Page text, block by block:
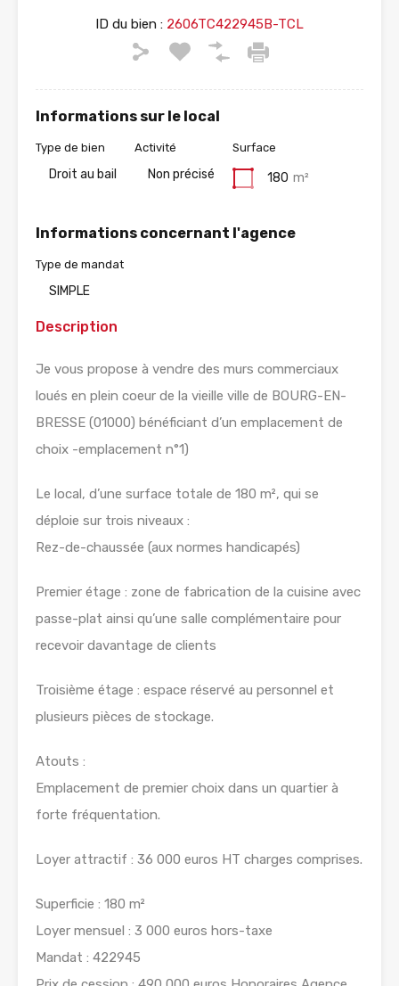
ID du bien : 2606TC422945B-TCL
Informations sur le local
Type de bien
Droit au bail
Activité
Non précisé
Surface
180 m²
Informations concernant l'agence
Type de mandat
SIMPLE
Description
Je vous propose à vendre des murs commerciaux
loués en plein coeur de la vieille ville de BOURG-EN-
BRESSE (01000) bénéficiant d’un emplacement de
choix -emplacement n°1)
Le local, d’une surface totale de 180 m², qui se
déploie sur trois niveaux :
Rez-de-chaussée (aux normes handicapés)
Premier étage : zone de fabrication de la cuisine avec
passe-plat ainsi qu’une salle complémentaire pour
recevoir davantage de clients
Troisième étage : espace réservé au personnel et
plusieurs pièces de stockage.
Atouts :
Emplacement de premier choix dans un quartier à
forte fréquentation.
Loyer attractif : 36 000 euros HT charges comprises.
Superficie : 180 m²
Loyer mensuel : 3 000 euros hors-taxe
Mandat : 422945